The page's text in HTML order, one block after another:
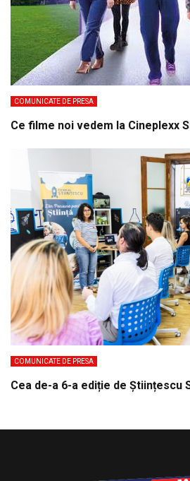
COMUNICATE DE PRESA
Ce filme noi vedem la Cineplexx
COMUNICATE DE PRESA
Cea de-a 6-a ediție de Științescu